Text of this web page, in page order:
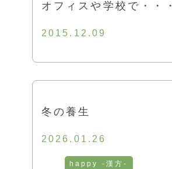
オフィスや学校で・・・
2015.12.09
冬の養生
2026.01.26
happy -漢方-